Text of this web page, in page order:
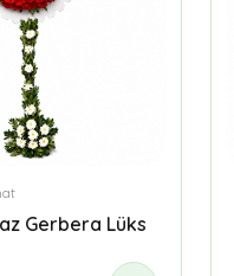
Gerbera Lüks